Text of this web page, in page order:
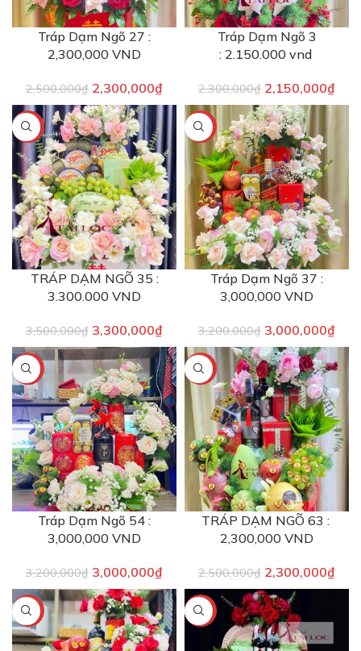
Tráp Dạm Ngõ 27 :
2,300,000 VND
2,500,000₫ 2,300,000₫
Tráp Dạm Ngõ 3
: 2.150.000 vnd
2,300,000₫ 2,150,000₫
-6%
TRÁP DẠM NGÕ 35 :
3.300.000 VND
3,500,000₫ 3,300,000₫
-6%
Tráp Dạm Ngõ 37 :
3,000,000 VND
3,200,000₫ 3,000,000₫
-6%
Tráp Dạm Ngõ 54 :
3,000,000 VND
3,200,000₫ 3,000,000₫
-8%
TRÁP DẠM NGÕ 63 :
2,300,000 VND
2,500,000₫ 2,300,000₫
-6% -12%